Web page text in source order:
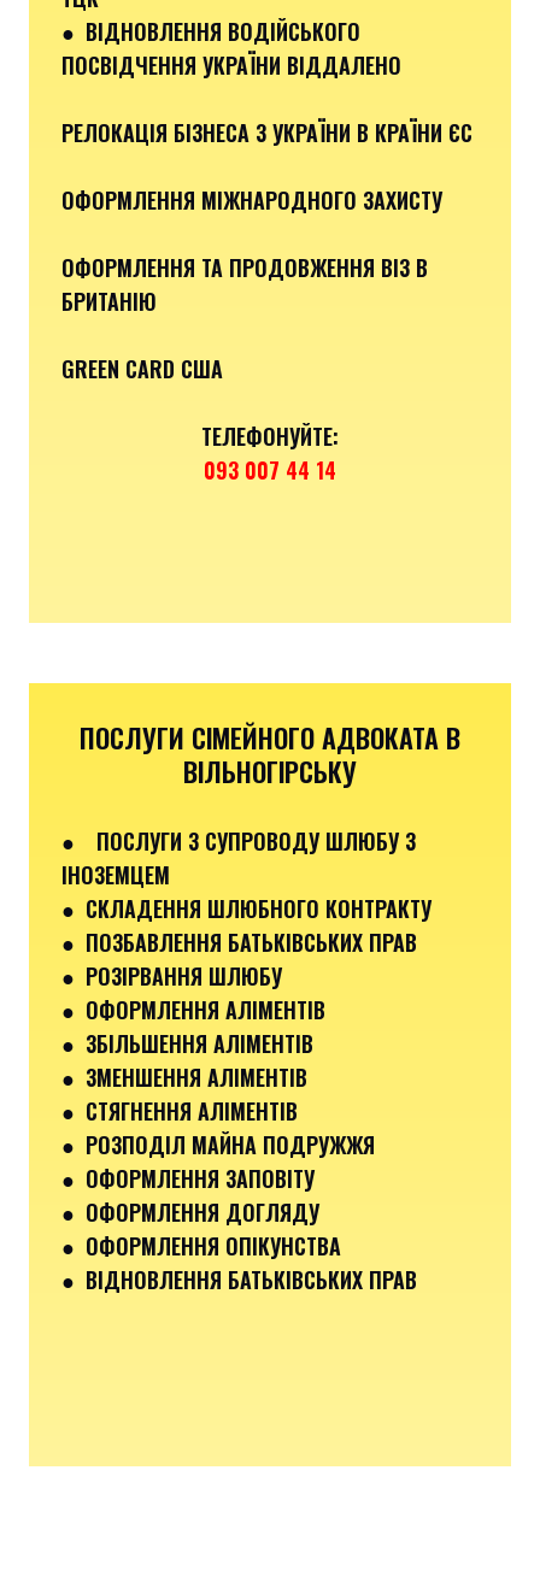
● ВІДНОВЛЕННЯ ВОДІЙСЬКОГО
ПОСВІДЧЕННЯ УКРАЇНИ ВІДДАЛЕНО
РЕЛОКАЦІЯ БІЗНЕСА З УКРАЇНИ В КРАЇНИ ЄС
ОФОРМЛЕННЯ МІЖНАРОДНОГО ЗАХИСТУ
ОФОРМЛЕННЯ ТА ПРОДОВЖЕННЯ ВІЗ В
БРИТАНІЮ
GREEN CARD США
ТЕЛЕФОНУЙТЕ:
093 007 44 14
ПОСЛУГИ СІМЕЙНОГО АДВОКАТА В
ВІЛЬНОГІРСЬКУ
●
ПОСЛУГИ З СУПРОВОДУ ШЛЮБУ З
ІНОЗЕМЦЕМ
● СКЛАДЕННЯ ШЛЮБНОГО КОНТРАКТУ
● ПОЗБАВЛЕННЯ БАТЬКІВСЬКИХ ПРАВ
● РОЗІРВАННЯ ШЛЮБУ
● ОФОРМЛЕННЯ АЛІМЕНТІВ
● ЗБІЛЬШЕННЯ АЛІМЕНТІВ
● ЗМЕНШЕННЯ АЛІМЕНТІВ
● СТЯГНЕННЯ АЛІМЕНТІВ
● РОЗПОДІЛ МАЙНА ПОДРУЖЖЯ
● ОФОРМЛЕННЯ ЗАПОВІТУ
● ОФОРМЛЕННЯ ДОГЛЯДУ
● ОФОРМЛЕННЯ ОПІКУНСТВА
● ВІДНОВЛЕННЯ БАТЬКІВСЬКИХ ПРАВ